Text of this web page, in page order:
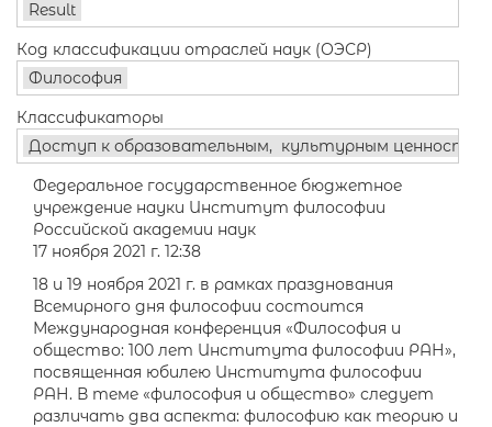
Result
Код классификации отраслей наук (ОЭСР)
Философия
Классификаторы
Доступ к образовательным, культурным ценностям
Федеральное государственное бюджетное
учреждение науки Институт философии
Российской академии наук
17 ноября 2021 г. 12:38
18 и 19 ноября 2021 г. в рамках празднования
Всемирного дня философии состоится
Международная конференция «Философия и
общество: 100 лет Института философии РАН»,
посвященная юбилею Института философии
РАН. В теме «философия и общество» следует
различать два аспекта: философию как теорию и